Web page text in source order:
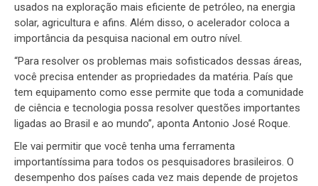
usados na exploração mais eficiente de petróleo, na energia
solar, agricultura e afins. Além disso, o acelerador coloca a
importância da pesquisa nacional em outro nível.
“Para resolver os problemas mais sofisticados dessas áreas,
você precisa entender as propriedades da matéria. País que
tem equipamento como esse permite que toda a comunidade
de ciência e tecnologia possa resolver questões importantes
ligadas ao Brasil e ao mundo”, aponta Antonio José Roque.
Ele vai permitir que você tenha uma ferramenta
importantíssima para todos os pesquisadores brasileiros. O
desempenho dos países cada vez mais depende de projetos